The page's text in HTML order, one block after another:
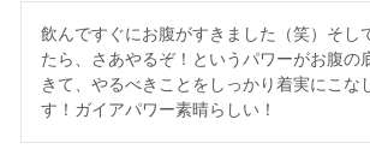
飲んですぐにお腹がすきました（笑）そし
たら、さあやるぞ！というパワーがお腹の
きて、やるべきことをしっかり着実にこな
す！ガイアパワー素晴らしい！